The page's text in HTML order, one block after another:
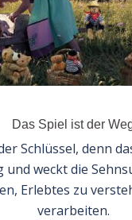
Das Spiel ist der
Schlüssel, denn
und weckt die
Erlebtes zu
verarbeiten.